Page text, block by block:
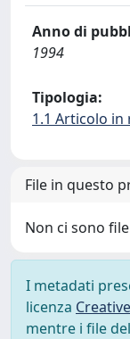
Anno di
1994
Tipologia:
1.1 Articolo in
File in questo
Non ci sono
I metadati
licenza
mentre i file